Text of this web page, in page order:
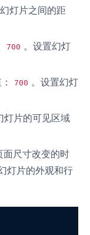
灯片之间的距
700 。设置幻灯
700 。设置幻灯
灯片的可见区域
面尺寸改变的时
灯片的外观和行